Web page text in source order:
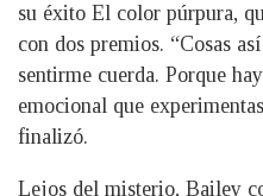
su éxito El color púrpura,
con dos premios. “Cosas
sentirme cuerda. Porque
emocional que
finalizó.
Lejos del misterio, Bailey